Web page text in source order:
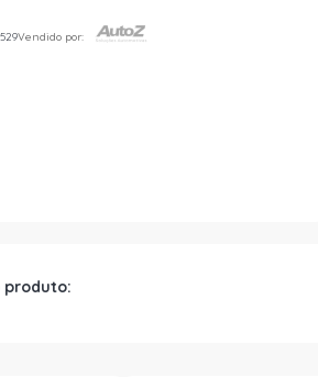
Vendido por:
produto: